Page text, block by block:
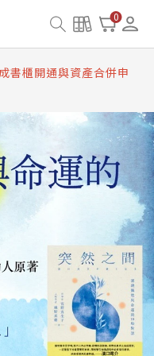
0
問題
書櫃開通與資產合併申
要說明及資產合併結果
產合併與書櫃開通申請